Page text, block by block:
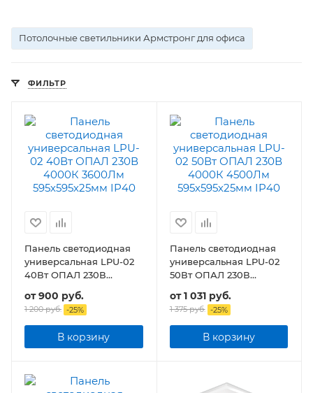
Потолочные светильники Армстронг для офиса
ФИЛЬТР
Панель светодиодная
универсальная LPU-02
40Вт ОПАЛ 230В
3600Лм 595х595х25мм
IP40
от900 руб.
1 200 руб. -25%
В корзину
Панель светодиодная
универсальная LPU-02
50Вт ОПАЛ 230В
4500Лм 595х595х25мм
IP40
от1 031 руб.
1 375 руб. -25%
В корзину